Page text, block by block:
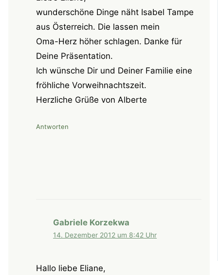
wunderschöne Dinge näht Isabel Tampe
aus Österreich. Die lassen mein
Oma-Herz höher schlagen. Danke für
Deine Präsentation.
Ich wünsche Dir und Deiner Familie eine
fröhliche Vorweihnachtszeit.
Herzliche Grüße von Alberte
Antworten
Gabriele Korzekwa
14. Dezember 2012 um 8:42 Uhr
Hallo liebe Eliane,